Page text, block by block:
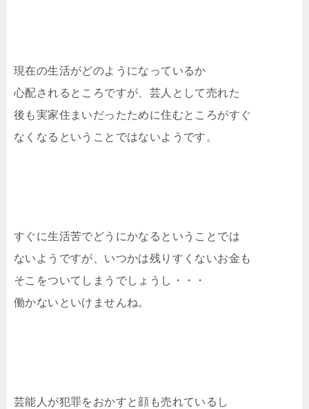
現在の生活がどのようになっているか
心配されるところですが、芸人として売れた
後も実家住まいだったために住むところがすぐ
なくなるということではないようです。
すぐに生活苦でどうにかなるということでは
ないようですが、いつかは残りすくないお金も
そこをついてしまうでしょうし・・・
働かないといけませんね。
芸能人が犯罪をおかすと顔も売れているし